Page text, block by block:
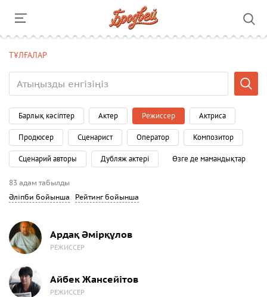
ТҰЛҒАЛАР
Барлық кәсіптер Актер Режиссер Актриса
Продюсер Сценарист Оператор Композитор
Сценарий авторы Дубляж актері Өзге де мамандықтар
83 адам табылды
Әліпби бойынша
Рейтинг бойынша
Ардақ Әмірқұлов
РЕЖИССЕР
Айбек Жансейітов
РЕЖИССЕР